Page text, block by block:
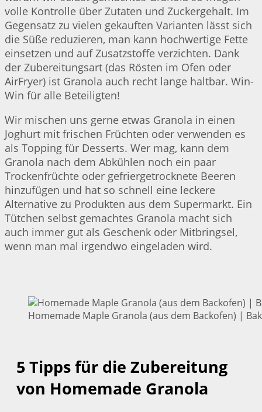
volle Kontrolle über Zutaten und Zuckergehalt. Im
Gegensatz zu vielen gekauften Varianten lässt sich
die Süße reduzieren, man kann hochwertige Fette
einsetzen und auf Zusatzstoffe verzichten. Dank
der Zubereitungsart (das Rösten im Ofen oder
AirFryer) ist Granola auch recht lange haltbar. Win-
Win für alle Beteiligten!
Wir mischen uns gerne etwas Granola in einen
Joghurt mit frischen Früchten oder verwenden es
als Topping für Desserts. Wer mag, kann dem
Granola nach dem Abkühlen noch ein paar
Trockenfrüchte oder gefriergetrocknete Beeren
hinzufügen und hat so schnell eine leckere
Alternative zu Produkten aus dem Supermarkt. Ein
Tütchen selbst gemachtes Granola macht sich
auch immer gut als Geschenk oder Mitbringsel,
wenn man mal irgendwo eingeladen wird.
Homemade Maple Granola (aus dem Backofen) |
5 Tipps für die Zubereitung
von Homemade Granola